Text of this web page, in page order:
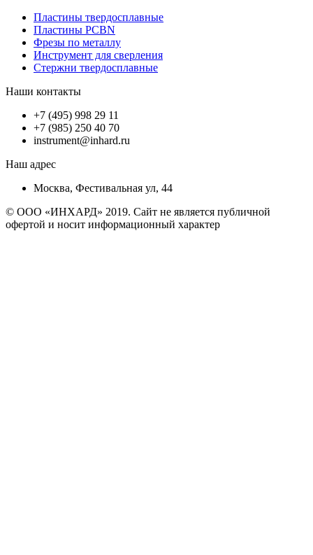
Пластины твердосплавные
Пластины PCBN
Фрезы по металлу
Инструмент для сверления
Стержни твердосплавные
Наши контакты
+7 (495) 998 29 11
+7 (985) 250 40 70
instrument@inhard.ru
Наш адрес
Москва, Фестивальная ул, 44
© ООО «ИНХАРД» 2019. Сайт не является публичной
офертой и носит информационный характер